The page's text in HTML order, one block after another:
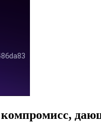
компромисс,